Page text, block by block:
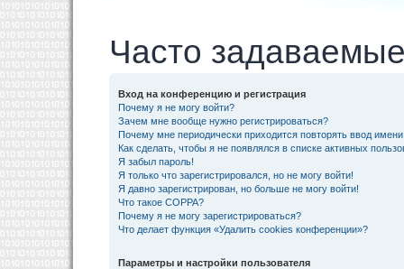
Часто
Вход на конференцию и регистрация
Почему я не могу войти?
Зачем мне вообще нужно регистрироваться?
Почему мне периодически приходится повторять ввод
Как сделать, чтобы я не появлялся в списке активных
Я забыл пароль!
Я только что зарегистрировался, но не могу войти!
Я давно зарегистрирован, но больше не могу войти!
Что такое COPPA?
Почему я не могу зарегистрироваться?
Что делает функция «Удалить cookies конференции»?
Параметры и настройки пользователя